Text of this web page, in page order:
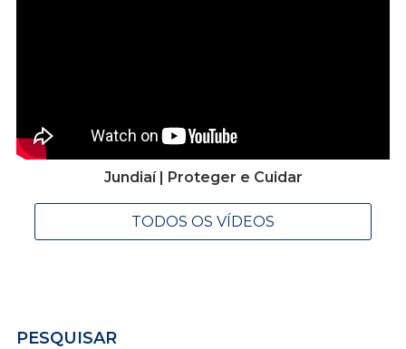
Jundiaí | Proteger e Cuidar
TODOS OS VÍDEOS
PESQUISAR